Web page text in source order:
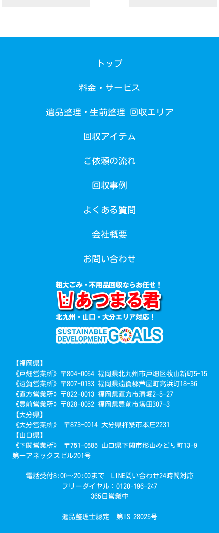
トップ
料金・サービス
遺品整理・生前整理 回収エリア
回収アイテム
ご依頼の流れ
回収事例
よくある質問
会社概要
お問い合わせ
【福岡県】
《戸畑営業所》〒804-0054 福岡県北九州市戸畑区牧山新町5-15
《遠賀営業所》〒807-0133 福岡県遠賀郡芦屋町高浜町18-36
《直方営業所》〒822-0013 福岡県直方市溝堀2-5-27
《豊前営業所》〒828-0052 福岡県豊前市塔田307-3
【大分県】
《大分営業所》 〒873-0014 大分県杵築市本庄2231
【山口県】
《下関営業所》 〒751-0885 山口県下関市形山みどり町13-9
第一アネックスビル201号
電話受付8:00～20:00まで LINE問い合わせ24時間対応
フリーダイヤル：0120-196-247
365日営業中
遺品整理士認定 第IS 28025号